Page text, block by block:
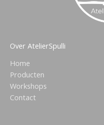
Over AtelierSpulli
Home
Producten
Workshops
Contact